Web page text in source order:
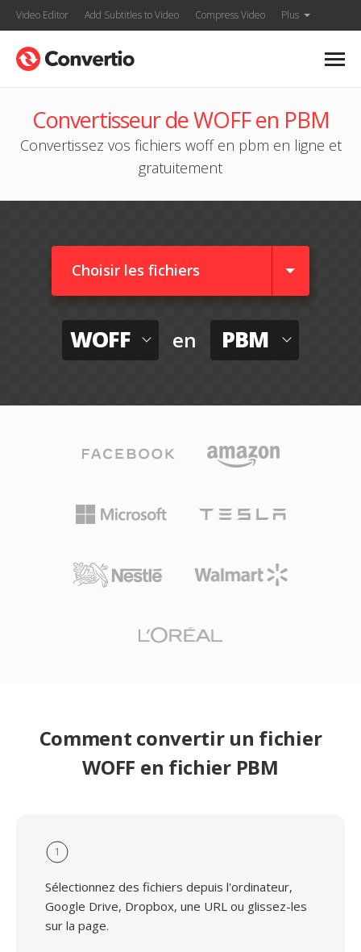
Video Editor Add Subtitles to Video Compress Video Plus
Convertisseur de WOFF en PBM
Convertissez vos fichiers woff en pbm en ligne et
gratuitement
Choisir les fichiers
WOFF en PBM
Comment convertir un fichier
WOFF en fichier PBM
1
Sélectionnez des fichiers depuis l'ordinateur,
Google Drive, Dropbox, une URL ou glissez-les
sur la page.